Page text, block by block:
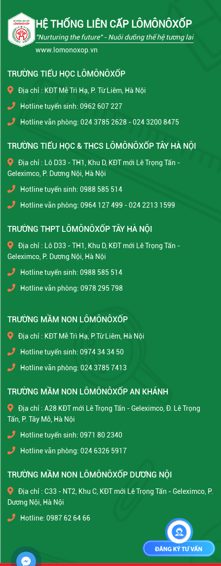
HỆ THỐNG LIÊN CẤP LÔMÔNÔXỐP
"Nurturing the future"- Nuôi dưỡng thế hệ tương lai
www.lomonoxop.vn
TRƯỜNG TIỂU HỌC LÔMÔNÔXỐP
Địa chỉ : KĐT Mễ Trì Hạ, P. Từ Liêm, Hà Nội
Hotline tuyển sinh: 0962 607 227
Hotline văn phòng: 024 3785 2628 - 024 3200 8475
TRƯỜNG TIỂU HỌC & THCS LÔMÔNÔXỐP TÂY HÀ NỘI
Địa chỉ : Lô D33 - TH1, Khu D, KĐT mới Lê Trọng Tấn -
Geleximco, P. Dương Nội, Hà Nội
Hotline tuyển sinh: 0988 585 514
Hotline văn phòng: 0964 127 499 - 024 2213 1599
TRƯỜNG THPT LÔMÔNÔXỐP TÂY HÀ NỘI
Địa chỉ : Lô D33 - TH1, Khu D, KĐT mới Lê Trọng Tấn -
Geleximco, P. Dương Nội, Hà Nội
Hotline tuyển sinh: 0988 585 514
Hotline văn phòng: 0978 295 798
TRƯỜNG MẦM NON LÔMÔNÔXỐP
Địa chỉ : KĐT Mễ Trì Hạ, P.Từ Liêm, Hà Nội
Hotline tuyển sinh: 0974 34 34 50
Hotline văn phòng: 024 3785 7413
TRƯỜNG MẦM NON LÔMÔNÔXỐP AN KHÁNH
Địa chỉ : A28 KĐT mới Lê Trọng Tấn - Geleximco, Đ. Lê Trọng
Tấn, P. Tây Mỗ, Hà Nội
Hotline tuyển sinh: 0971 80 2340
Hotline văn phòng: 024 6326 5917
TRƯỜNG MẦM NON LÔMÔNÔXỐP DƯƠNG NỘI
Địa chỉ : C33 - NT2, Khu C, KĐT mới Lê Trọng Tấn - Geleximco, P.
Dương Nội, Hà Nội
Hotline: 0987 62 64 66